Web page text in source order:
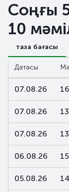
Соңғы
10
таза бағасы
Датасы
07.08.26
07.08.26
07.08.26
06.08.26
05.08.26